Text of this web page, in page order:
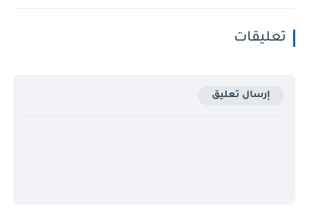
تعليقات
إرسال تعليق